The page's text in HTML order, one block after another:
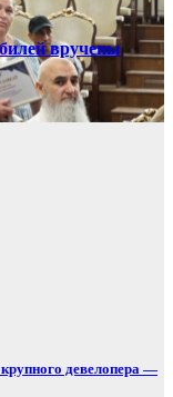
вручены
девелопера —